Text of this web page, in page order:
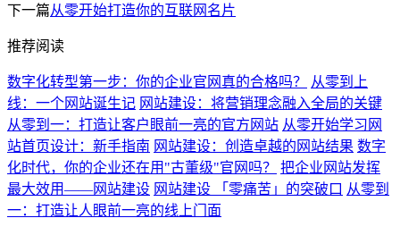
下一篇从零开始打造你的互联网名片
推荐阅读
数字化转型第一步：你的企业官网真的合格吗？
从零到上
线：一个网站诞生记 网站建设：将营销理念融入全局的关键
从零到一：打造让客户眼前一亮的官方网站 从零开始学习网
站首页设计：新手指南 网站建设：创造卓越的网站结果 数字
化时代，你的企业还在用"古董级"官网吗？
把企业网站发挥
最大效用——网站建设 网站建设 「零痛苦」的突破口 从零到
一：打造让人眼前一亮的线上门面